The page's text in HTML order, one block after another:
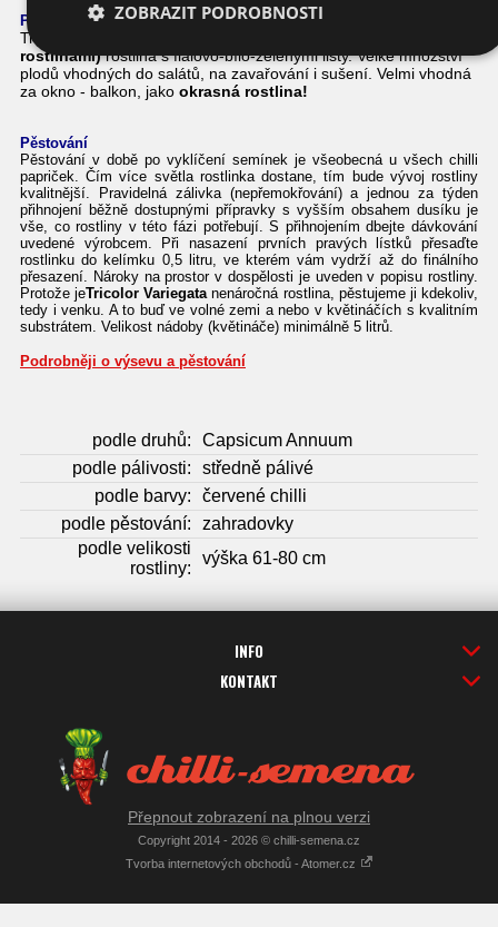
Podrobnosti o této chilli papričce
Tricolor Variegata Chilli je velmi
rostlinami)rostlina s fialovo-bílo-zelenými listy. Velké množství
plodů vhodných do salátů, na zavařování i sušení. Velmi vhodná
za okno - balkon, jako okrasná rostlina!
Pěstování
Pěstování v době po vyklíčení semínek je všeobecná u všech chilli
papriček. Čím více světla rostlinka dostane, tím bude vývoj rostliny
kvalitnější. Pravidelná zálivka (nepřemokřování) a jednou za týden
přihnojení běžně dostupnými přípravky s vyšším obsahem dusíku je
vše, co rostliny v této fázi potřebují. S přihnojením dbejte dávkování
uvedené výrobcem. Při nasazení prvních pravých lístků přesaďte
rostlinku do kelímku 0,5 litru, ve kterém vám vydrží až do finálního
přesazení. Nároky na prostor v dospělosti je uveden v popisu rostliny.
Protože jeTricolor Variegata nenáročná rostlina, pěstujeme ji kdekoliv,
tedy i venku. A to buď ve volné zemi a nebo v květináčích s kvalitním
substrátem. Velikost nádoby (květináče) minimálně 5 litrů.
Podrobněji o výsevu a pěstování
podle druhů:
Capsicum Annuum
podle pálivosti:
středně pálivé
podle barvy:
červené chilli
podle pěstování:
zahradovky
podle velikosti
rostliny:
výška 61-80 cm
INFO
KONTAKT
Přepnout zobrazení na plnou verzi
Copyright 2014 - 2026 © chilli-semena.cz
Tvorba internetových obchodů - Atomer.cz
ZOBRAZIT PODROBNOSTI